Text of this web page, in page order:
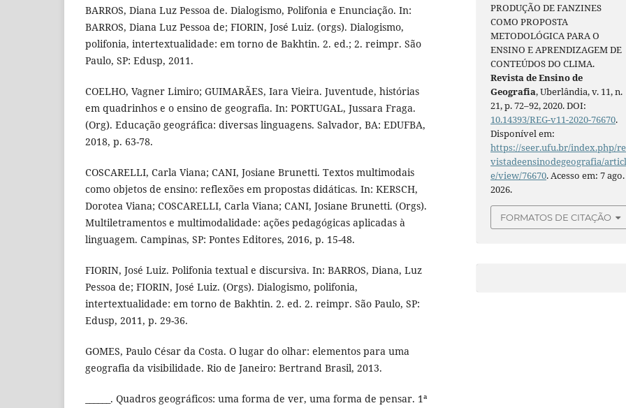
BARROS, Diana Luz Pessoa de. Dialogismo, Polifonia e Enunciação. In:
BARROS, Diana Luz Pessoa de; FIORIN, José Luiz. (orgs). Dialogismo,
polifonia, intertextualidade: em torno de Bakhtin. 2. ed.; 2. reimpr. São
Paulo, SP: Edusp, 2011.
COELHO, Vagner Limiro; GUIMARÃES, Iara Vieira. Juventude, histórias
em quadrinhos e o ensino de geografia. In: PORTUGAL, Jussara Fraga.
(Org). Educação geográfica: diversas linguagens. Salvador, BA: EDUFBA,
2018, p. 63-78.
COSCARELLI, Carla Viana; CANI, Josiane Brunetti. Textos multimodais
como objetos de ensino: reflexões em propostas didáticas. In: KERSCH,
Dorotea Viana; COSCARELLI, Carla Viana; CANI, Josiane Brunetti. (Orgs).
Multiletramentos e multimodalidade: ações pedagógicas aplicadas à
linguagem. Campinas, SP: Pontes Editores, 2016, p. 15-48.
FIORIN, José Luiz. Polifonia textual e discursiva. In: BARROS, Diana, Luz
Pessoa de; FIORIN, José Luiz. (Orgs). Dialogismo, polifonia,
intertextualidade: em torno de Bakhtin. 2. ed. 2. reimpr. São Paulo, SP:
Edusp, 2011, p. 29-36.
GOMES, Paulo César da Costa. O lugar do olhar: elementos para uma
geografia da visibilidade. Rio de Janeiro: Bertrand Brasil, 2013.
______. Quadros geográficos: uma forma de ver, uma forma de pensar. 1ª
PRODUÇÃO DE FANZINES
COMO PROPOSTA
METODOLÓGICA PARA O
ENSINO E APRENDIZAGEM DE
CONTEÚDOS DO CLIMA.
Revista de Ensino de
Geografia, Uberlândia, v. 11, n.
21, p. 72–92, 2020. DOI:
10.14393/REG-v11-2020-76670.
Disponível em:
https://seer.ufu.br/index.php/re
vistadeensinodegeografia/
e/view/76670. Acesso em: 7 ago.
2026.
FORMATOS DE CITAÇÃO